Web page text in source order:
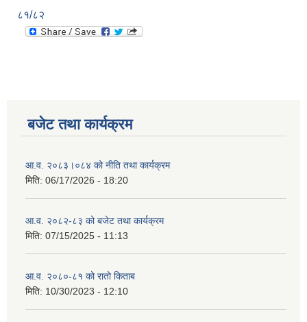
८१/८२
बजेट तथा कार्यक्रम
आ.व. २०८३।०८४ को नीति तथा कार्यक्रम
मिति: 06/17/2026 - 18:20
आ.व. २०८२-८३ को बजेट तथा कार्यक्रम
मिति: 07/15/2025 - 11:13
आ.व. २०८०-८१ को रातो किताब
मिति: 10/30/2023 - 12:10